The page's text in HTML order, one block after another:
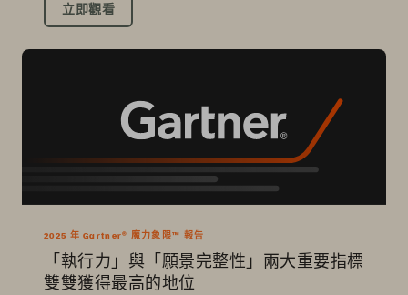
立即觀看
2025 年 Gartner® 魔力象限™ 報告
「執行力」與「願景完整性」兩大重要指標
雙雙獲得最高的地位